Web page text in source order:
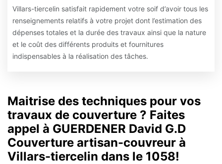
Villars-tiercelin satisfait rapidement votre soif d’avoir tous les
renseignements relatifs à votre projet dont l’estimation des
dépenses totales et la durée des travaux ainsi que la nature
et le coût des différents produits et fournitures
indispensables à la réalisation des tâches.
Maitrise des techniques pour vos
travaux de couverture ? Faites
appel à GUERDENER David G.D
Couverture artisan-couvreur à
Villars-tiercelin dans le 1058!